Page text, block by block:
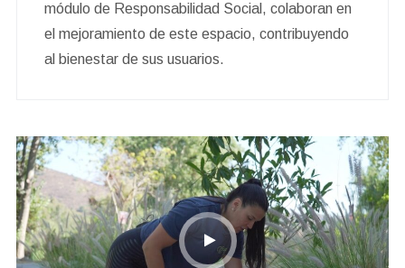
módulo de Responsabilidad Social, colaboran en
el mejoramiento de este espacio, contribuyendo
al bienestar de sus usuarios.